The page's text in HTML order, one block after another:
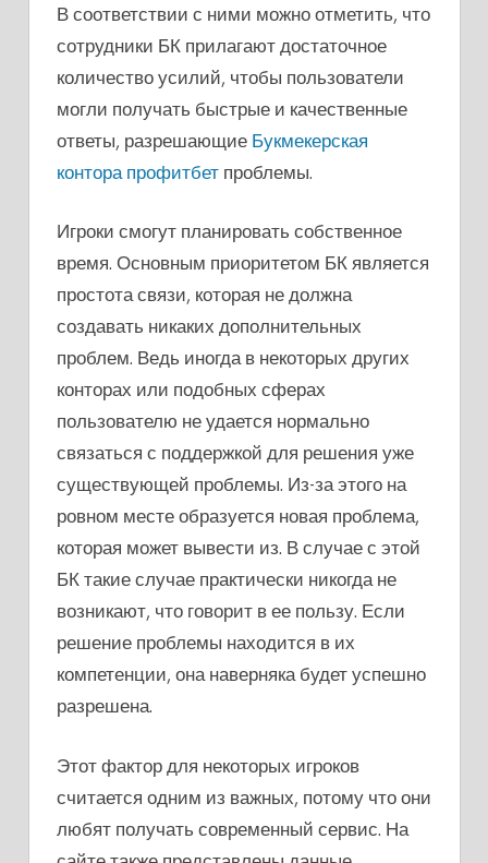
В соответствии с ними можно отметить, что
сотрудники БК прилагают достаточное
количество усилий, чтобы пользователи
могли получать быстрые и качественные
ответы, разрешающие Букмекерская
контора профитбет проблемы.
Игроки смогут планировать собственное
время. Основным приоритетом БК является
простота связи, которая не должна
создавать никаких дополнительных
проблем. Ведь иногда в некоторых других
конторах или подобных сферах
пользователю не удается нормально
связаться с поддержкой для решения уже
существующей проблемы. Из-за этого на
ровном месте образуется новая проблема,
которая может вывести из. В случае с этой
БК такие случае практически никогда не
возникают, что говорит в ее пользу. Если
решение проблемы находится в их
компетенции, она наверняка будет успешно
разрешена.
Этот фактор для некоторых игроков
считается одним из важных, потому что они
любят получать современный сервис. На